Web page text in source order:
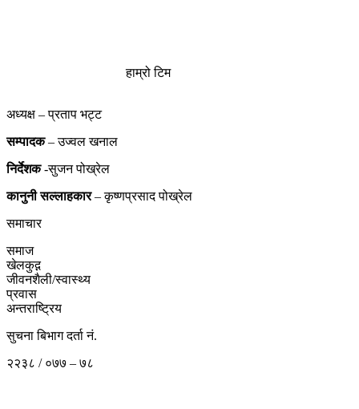
हाम्रो टिम
अध्यक्ष – प्रताप भट्ट
सम्पादक– उज्वल खनाल
निर्देशक-सुजन पोख्रेल
कानुनी सल्लाहकार– कृष्णप्रसाद पोख्रेल
समाचार
समाज
खेलकुद़़
जीवनशैली/स्वास्थ्य
प्रवास
अन्तराष्ट्रिय
सुचना बिभाग दर्ता नं.
२२३८ / ०७७ – ७८